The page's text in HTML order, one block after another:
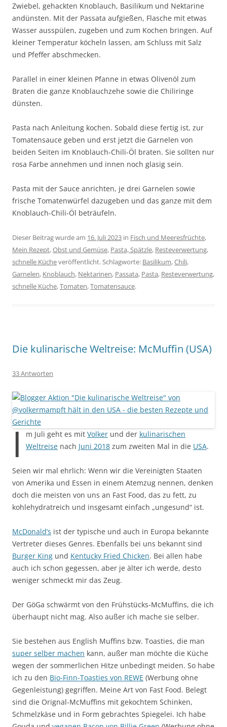
Zwiebel, gehackten Knoblauch, Basilikum und Nektarine
andünsten. Mit der Passata aufgießen, Flasche mit etwas
Wasser ausspülen, zugeben und zum Kochen bringen. Auf
kleiner Temperatur köcheln lassen, am Schluss mit Salz
und Pfeffer abschmecken.
Parallel in einer kleinen Pfanne in etwas Olivenöl zum
Braten die ganze Knoblauchzehe sowie die Chiliringe
dünsten.
Pasta nach Anleitung kochen. Sobald diese fertig ist, zur
Tomatensauce geben und erst jetzt die Garnelen von
beiden Seiten im Knoblauch-Chili-Öl braten. Sie sollten nur
rosa Farbe annehmen und innen noch glasig sein.
Pasta mit der Sauce anrichten, je drei Garnelen sowie
frische Tomatenwürfel dazugeben und das ganze mit dem
Knoblauch-Chili-Öl beträufeln.
Dieser Beitrag wurde am 16. Juli 2023 in Fisch und Meeresfrüchte,
Mein Rezept,Obst und Gemüse, Pasta, Spätzle, Resteverwertung,
schnelle Kücheveröffentlicht. Schlagworte: Basilikum,Chili,
Garnelen, Knoblauch, Nektarinen, Passata, Pasta, Resteverwertung,
schnelle Küche,Tomaten,Tomatensauce.
Die kulinarische Weltreise: McMuffin (USA)
33 Antworten
I m Juli geht es mit Volker und der kulinarischen
Weltreise nach Juni 2018 zum zweiten Mal in die USA.
Seien wir mal ehrlich: Wenn wir die Vereinigten Staaten
von Amerika und Essen in einem Atemzug nennen, denken
doch die meisten von uns an Fast Food, das zu fett, zu
kohlehydratreich und insgesamt einfach „ungesund“ ist.
McDonald’s ist der typische und auch in Europa bekannte
Vertreter dieses Genres. Ebenfalls bei uns bekannt sind
Burger King und Kentucky Fried Chicken. Bei allen habe
auch ich schon gegessen, aber je älter ich werde, desto
weniger schmeckt mir das Zeug.
Der GöGa schwärmt von den Frühstücks-McMuffins, die ich
überhaupt nicht mag. Also außer ich mache sie selber.
Sie bestehen aus English Muffins bzw. Toasties, die man
super selber machen kann, außer man möchte die Küche
wegen der sommerlichen Hitze unbedingt meiden. So habe
ich zu den Bio-Finn-Toasties von REWE (Werbung ohne
Gegenleistung) gegriffen. Meine Art von Fast Food. Belegt
sind die Orignal-McMuffins mit gekochtem Schinken,
Schmelzkäse und in Form gebrachtes Spiegelei. Ich habe